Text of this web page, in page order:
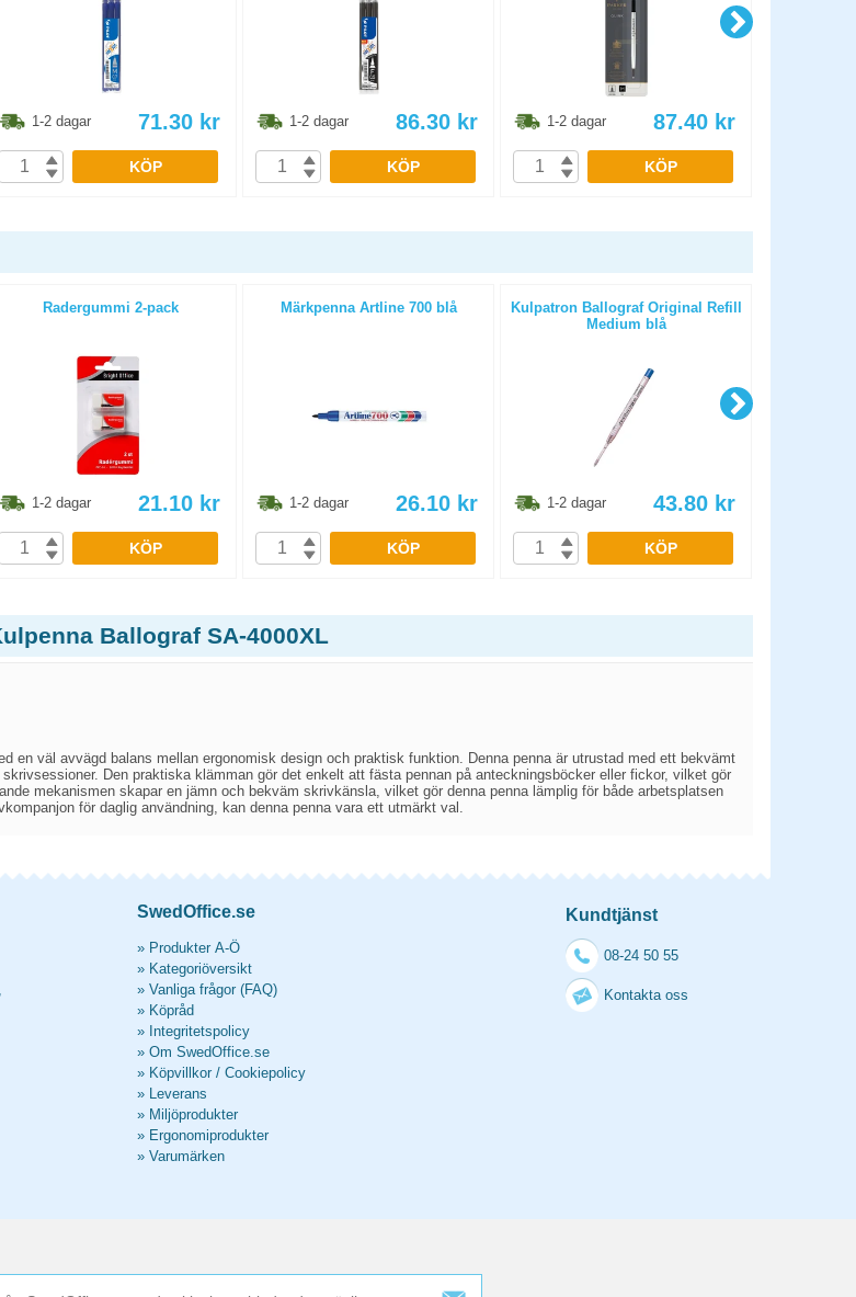
1-2 dagar 71.30 kr
KÖP
1-2 dagar 86.30 kr
KÖP
1-2 dagar 87.40 kr
KÖP
Radergummi 2-pack
1-2 dagar 21.10 kr
KÖP
Märkpenna Artline 700 blå
1-2 dagar 26.10 kr
KÖP
Kulpatron Ballograf Original Refill
Medium blå
1-2 dagar 43.80 kr
KÖP
Ballograf SA-4000XL
en väl avvägd balans mellan ergonomisk design och praktisk funktion. Denna penna är utrustad med ett bekvämt
Den praktiska klämman gör det enkelt att fästa pennan på anteckningsböcker eller fickor, vilket gör
mekanismen skapar en jämn och bekväm skrivkänsla, vilket gör denna penna lämplig för både arbetsplatsen
för daglig användning, kan denna penna vara ett utmärkt val.
SwedOffice.se
» Produkter A-Ö
» Kategoriöversikt
» Vanliga frågor (FAQ)
» Köpråd
» Integritetspolicy
» Om SwedOffice.se
» Köpvillkor / Cookiepolicy
» Leverans
» Miljöprodukter
» Ergonomiprodukter
» Varumärken
Kundtjänst
08-24 50 55
Kontakta oss